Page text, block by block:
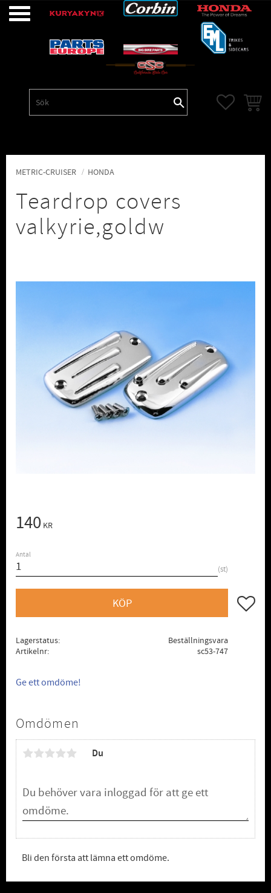
METRIC-CRUISER HONDA
Teardrop covers
valkyrie,goldw
140 KR
Antal
st
KÖP Lägg
Lagerstatus
Beställningsvara
Artikelnr
sc53-747
Ge ett omdöme!
Omdömen
Du
Bli den första att lämna ett omdöme.